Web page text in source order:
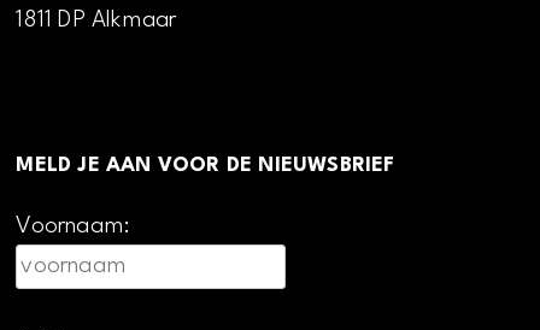
1811 DP Alkmaar
MELD JE AAN VOOR DE NIEUWSBRIEF
Voornaam: